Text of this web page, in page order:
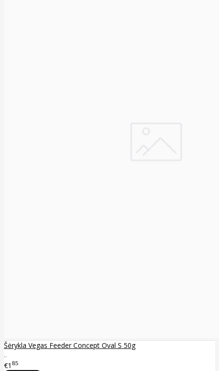
Šėrykla Vegas Feeder Concept Oval S 50g
..
€1 85